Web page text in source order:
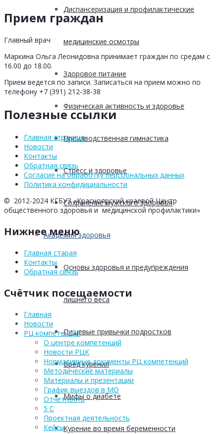
Диспансеризация и профилактические
медицинские осмотры
Здоровое питание
Физическая активность и здоровье
Производственная гимнастика
Стресс и здоровье
Сохранение мужского здоровья
Академия здоровья
Основы здоровья и предупреждения
лишнего веса
Пищевые привычки подростков
Вред курения
Мифы о диабете
Курение во время беременности
Прием граждан
Главный врач
Маркина Ольга Леонидовна принимает граждан по средам с
16.00 до 18.00.
Прием ведется по записи. Записаться на прием можно по
телефону +7 (391) 212-38-38
Полезные ссылки
Главная страница
Новости
Контакты
Обратная связь
Согласие на обработку персоональных данных
Политика конфидициальности
© 2012-2024 КГБУЗ «Красноярский краевой Центр
общественного здоровья и медицинской профилактики»
Нижнее меню
Главная старая
Контакты
Обратная связь
Счётчик посещаемости
Главная
Новости
РЦ компетенций
О центре компетенций
Новости РЦК
Нормативные документы РЦ компетенций
Методические материалы
Материалы и презентации
График выездов в МО
Отчетность
5 С
Проектная деятельность
Кейсы